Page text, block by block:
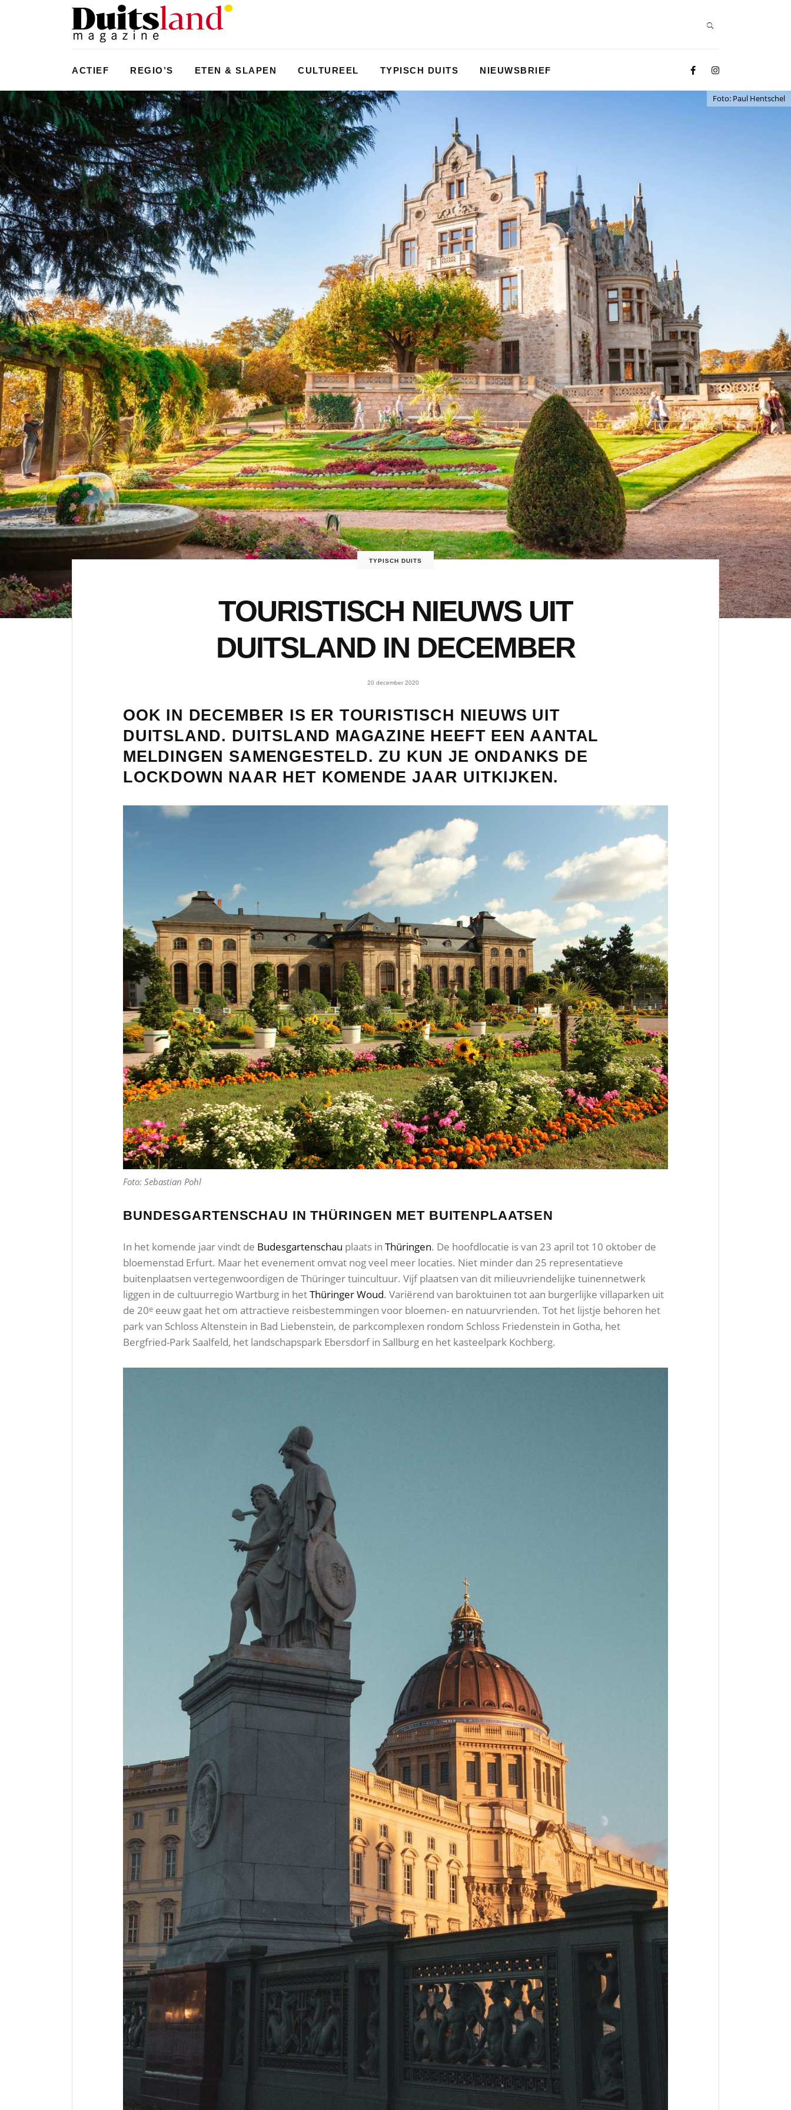
ACTIEF REGIO’S ETEN & SLAPEN CULTUREEL TYPISCH DUITS NIEUWSBRIEF
Foto: Paul Hentschel
TYPISCH DUITS
TOURISTISCH NIEUWS UIT
DUITSLAND IN DECEMBER
20 december 2020
OOK IN DECEMBER IS ER TOURISTISCH NIEUWS UIT
DUITSLAND. DUITSLAND MAGAZINE HEEFT EEN AANTAL
MELDINGEN SAMENGESTELD. ZU KUN JE ONDANKS DE
LOCKDOWN NAAR HET KOMENDE JAAR UITKIJKEN.
Foto: Sebastian Pohl
BUNDESGARTENSCHAU IN THÜRINGEN MET BUITENPLAATSEN
In het komende jaar vindt de Budesgartenschau plaats in Thüringen. De hoofdlocatie is van 23 april tot 10 oktober de
bloemenstad Erfurt. Maar het evenement omvat nog veel meer locaties. Niet minder dan 25 representatieve
buitenplaatsen vertegenwoordigen de Thüringer tuincultuur. Vijf plaatsen van dit milieuvriendelijke tuinennetwerk
liggen in de cultuurregio Wartburg in hetThüringer Woud. Variërend van baroktuinen tot aan burgerlijke villaparken uit
de 20e eeuw gaat het om attractieve reisbestemmingen voor bloemen- en natuurvrienden. Tot het lijstje behoren het
park van Schloss Altenstein in Bad Liebenstein, de parkcomplexen rondom Schloss Friedenstein in Gotha, het
Bergfried-Park Saalfeld, het landschapspark Ebersdorf in Sallburg en het kasteelpark Kochberg.